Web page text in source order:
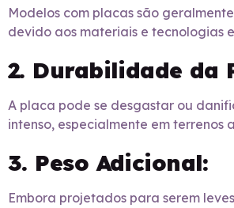
Modelos com placas são
devido aos materiais e tecnologias
2. Durabilidade da
A placa pode se desgastar ou
intenso, especialmente em terrenos
3. Peso Adicional:
Embora projetados para serem